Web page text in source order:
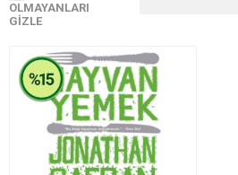
OLMAYANLARI
GIZLE